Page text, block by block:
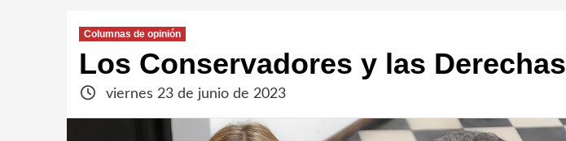
Columnas de opinión
Los Conservadores y las Derechas
viernes 23 de junio de 2023